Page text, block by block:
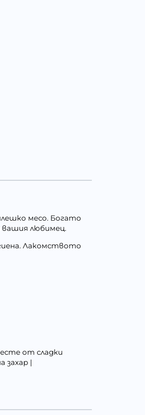
месо. Богато
вашия любимец.
Лакомството
от сладки
захар |